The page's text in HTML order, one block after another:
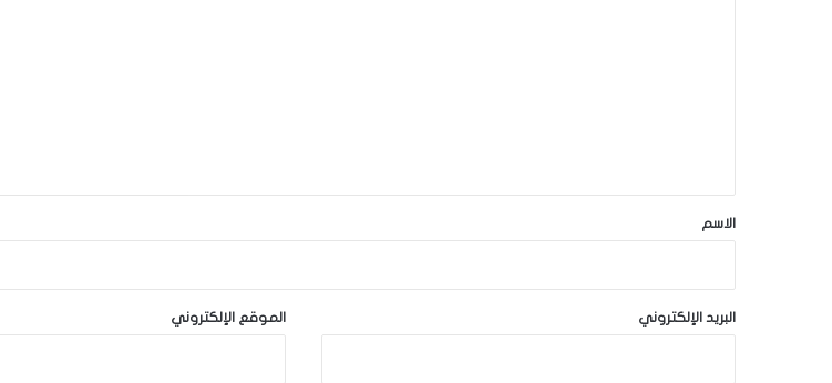
*
الاسم
البريد الإلكتروني الموقع الإلكتروني